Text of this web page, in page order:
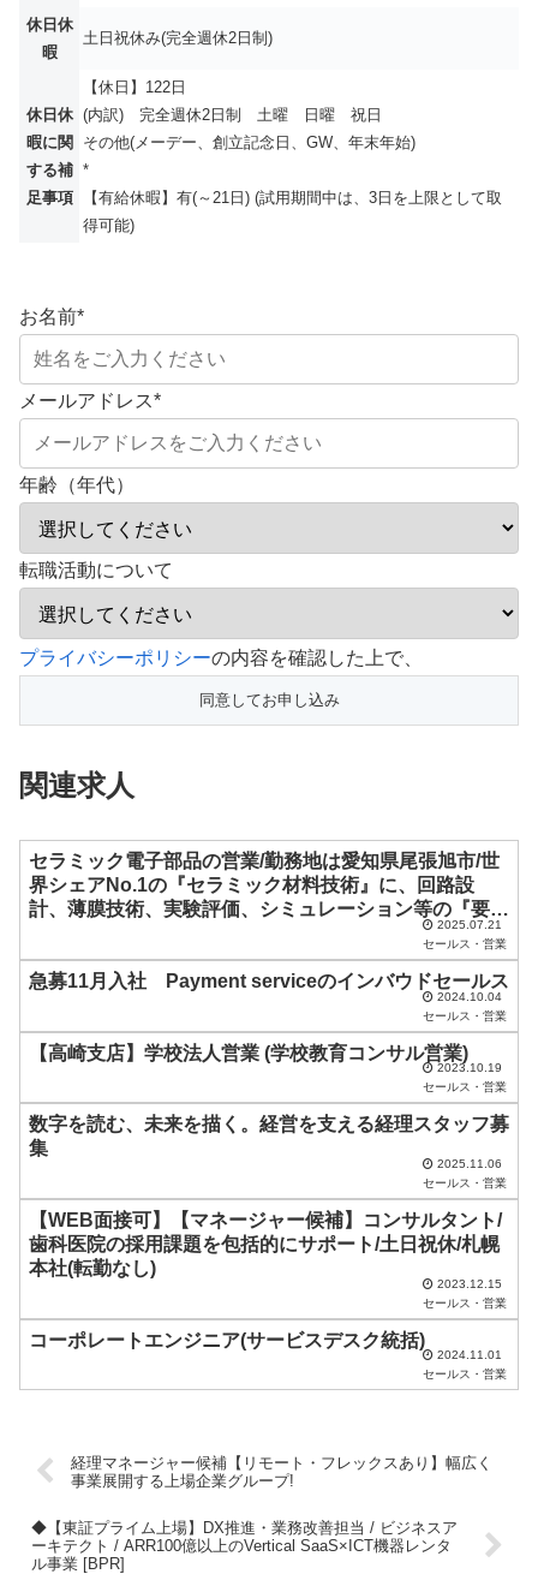
休日休
暇
土日祝休み(完全週休2日制)
休日休
暇に関
する補
足事項
【休日】122日
(内訳) 完全週休2日制 土曜 日曜 祝日
その他(メーデー、創立記念日、GW、年末年始)
*
【有給休暇】有(～21日) (試用期間中は、3日を上限として取
得可能)
お名前*
メールアドレス*
年齢（年代）
転職活動について
こ
フ
ー
ド
は
空
の
ま
ま
て
く
だ
い
プライバシーポリシーの内容を確認した上で、
関連求人
セラミック電子部品の営業/勤務地は愛知県尾張旭市/世
界シェアNo.1の『セラミック材料技術』に、回路設
計、薄膜技術、実験評価、シミュレーション等の『要素
技術』 を掛け合わせ独自の高付加価値な製品を世に送
り出す東証プライム上場メーカーの国内外顧客へのフロ
ント
2025.07.21
セールス・営業
急募11月入社 Payment serviceのインバウドセールス
2024.10.04
セールス・営業
【高崎支店】学校法人営業 (学校教育コンサル営業)
2023.10.19
セールス・営業
数字を読む、未来を描く。経営を支える経理スタッフ募
集
2025.11.06
セールス・営業
【WEB面接可】【マネージャー候補】コンサルタント/
歯科医院の採用課題を包括的にサポート/土日祝休/札幌
本社(転勤なし)
2023.12.15
セールス・営業
コーポレートエンジニア(サービスデスク統括)
2024.11.01
セールス・営業
経理マネージャー候補【リモート・フレックスあり】幅広く
事業展開する上場企業グループ!
◆【東証プライム上場】DX推進・業務改善担当 / ビジネスア
ーキテクト / ARR100億以上のVertical SaaS×ICT機器レンタ
ル事業 [BPR]